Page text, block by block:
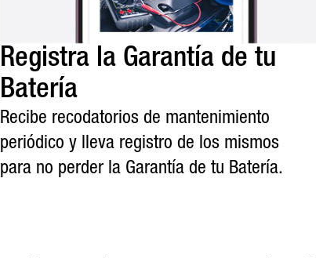
Registra la Garantía de tu
Batería
Recibe recodatorios de mantenimiento
periódico y lleva registro de los mismos
para no perder la Garantía de tu Batería.